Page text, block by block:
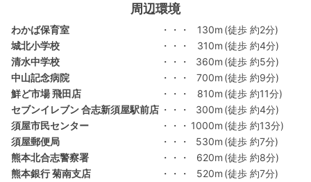
周辺環境
わかば保育室 ・・・ 130m (徒歩 約2分)
城北小学校
・・・ 310m (徒歩 約4分)
清水中学校
・・・ 360m (徒歩 約5分)
中山記念病院
・・・ 700m (徒歩 約9分)
鮮ど市場 飛田店
・・・ 810m (徒歩 約11分)
セブンイレブン 合志新須屋駅前店 ・・・ 300m (徒歩 約4分)
須屋市民センター
・・・ 1000m (徒歩 約13分)
須屋郵便局
・・・ 530m (徒歩 約7分)
熊本北合志警察署
・・・ 620m (徒歩 約8分)
熊本銀行 菊南支店
・・・ 520m (徒歩 約7分)